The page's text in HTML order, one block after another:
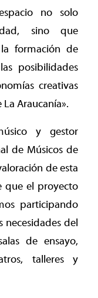
no solo
sino que
formación de
posibilidades
creativas
Araucanía».
y gestor
de Músicos de
de esta
que el proyecto
participando
del
de ensayo,
talleres y